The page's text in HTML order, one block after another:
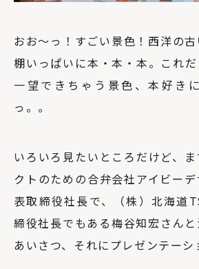
おお～っ！すごい景色！西洋の
棚いっぱいに本・本・本。これ
一望できちゃう景色、本好き
っ。。
いろいろ見たいところだけど、
クトのための合弁会社アイビー
表取締役社長で、（株）北海道
締役社長でもある梅谷知宏さん
あいさつ、それにプレゼンテーシ